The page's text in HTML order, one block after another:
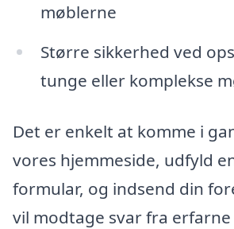
møblerne
Større sikkerhed ved
tunge eller komplekse
Det er enkelt at komme i
vores hjemmeside, udfyld
formular, og indsend din
vil modtage svar fra